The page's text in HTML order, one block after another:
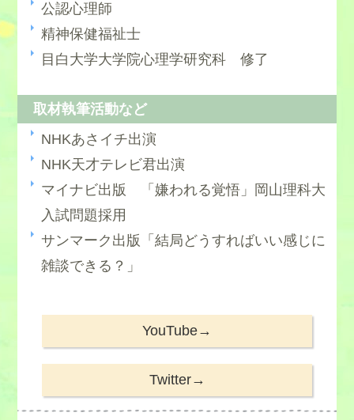
公認心理師
精神保健福祉士
目白大学大学院心理学研究科 修了
取材執筆活動など
NHKあさイチ出演
NHK天才テレビ君出演
マイナビ出版 「嫌われる覚悟」岡山理科大
入試問題採用
サンマーク出版「結局どうすればいい感じに
雑談できる？」
YouTube→
Twitter→